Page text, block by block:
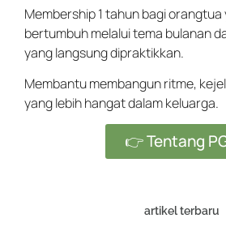
Membership 1 tahun bagi orangtua
bertumbuh melalui tema bulanan
yang langsung dipraktikkan.
Membantu membangun ritme,
yang lebih hangat dalam keluarga.
👉 Tentang
artikel terbaru